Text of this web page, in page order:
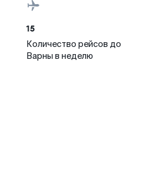
15
Количество рейсов до
Варны в неделю